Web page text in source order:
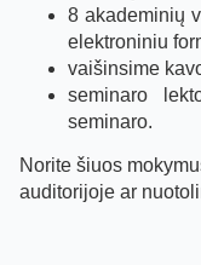
8 akademinių
elektroniniu
vaišinsime
seminaro
seminaro.
Norite šiuos
auditorijoje ar